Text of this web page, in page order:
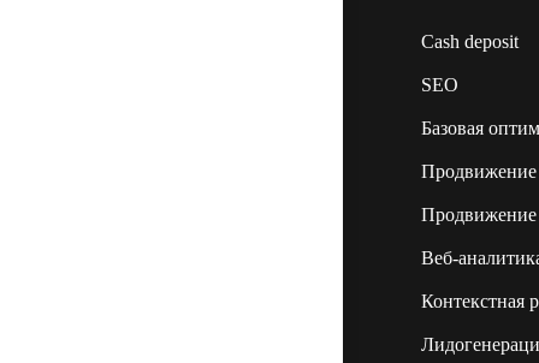
Сash deposit
SEO
Базовая
Продвижение
Продвижение
Веб-
Контекстная